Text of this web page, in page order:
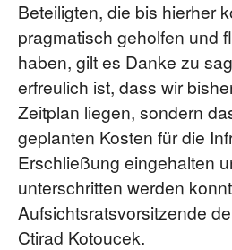
Beteiligten, die bis hierher
pragmatisch geholfen und
haben, gilt es Danke zu
erfreulich ist, dass wir
Zeitplan liegen, sondern
geplanten Kosten für die
Erschließung eingehalten
unterschritten werden
Aufsichtsratsvorsitzende
Ctirad Kotoucek.